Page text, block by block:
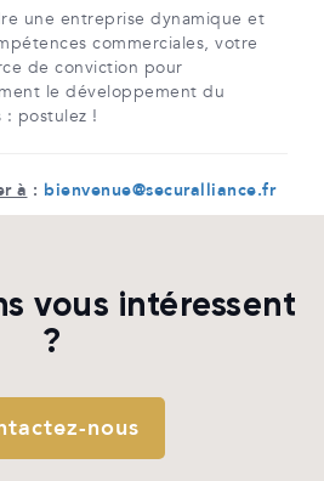
une entreprise dynamique et
commerciales, votre
de conviction pour
le développement du
: postulez !
à : bienvenue@securalliance.fr
vous intéressent
?
nous